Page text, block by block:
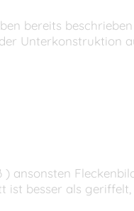
bereits beschrieben
Unterkonstruktion
ansonsten
ist besser als